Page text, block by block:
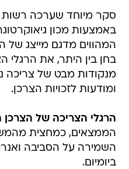
סקר מיוחד שערכה
המהווים מדגם מייצג של
בחן בין היתר, את הרגלי
מנקודות מבט של צריכה
ומודעות לזכויות הצרכן.
הרגלי הצריכה של הצרכן
הממצאים, כמחצית
השמירה על הסביבה
ביומיום.